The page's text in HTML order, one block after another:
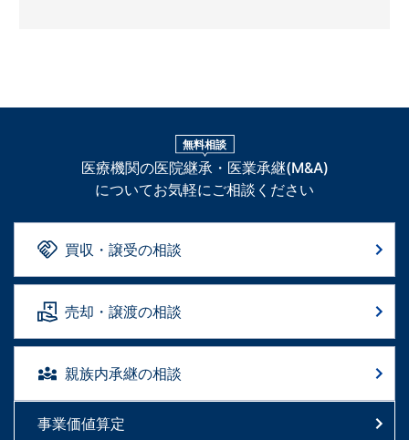
無料相談
医療機関の医院継承・医業承継(M&A)
についてお気軽にご相談ください
買収・譲受の相談
売却・譲渡の相談
親族内承継の相談
事業価値算定